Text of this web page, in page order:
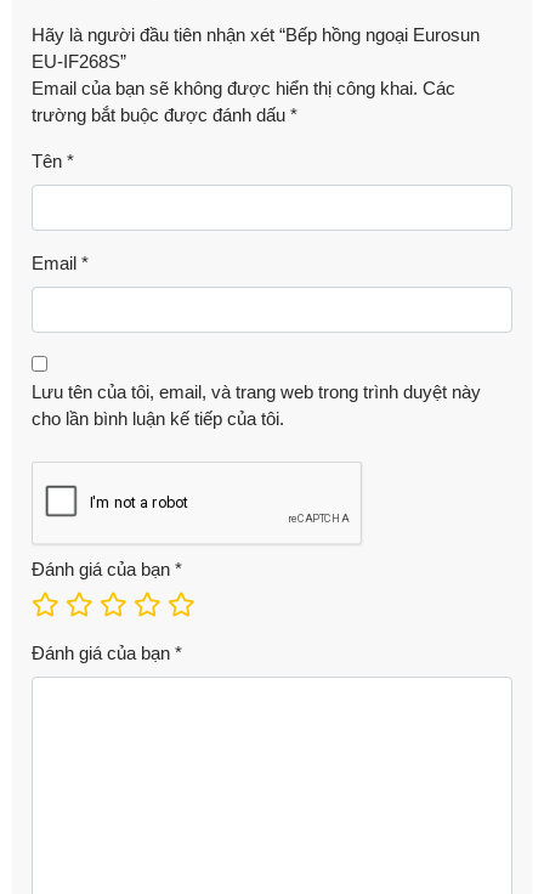
Hãy là người đầu tiên nhận xét “Bếp hồng ngoại Eurosun
EU-IF268S”
Email của bạn sẽ không được hiển thị công khai. Các
trường bắt buộc được đánh dấu *
Tên *
Email *
Lưu tên của tôi, email, và trang web trong trình duyệt này
cho lần bình luận kế tiếp của tôi.
Đánh giá của bạn *
Đánh giá của bạn *